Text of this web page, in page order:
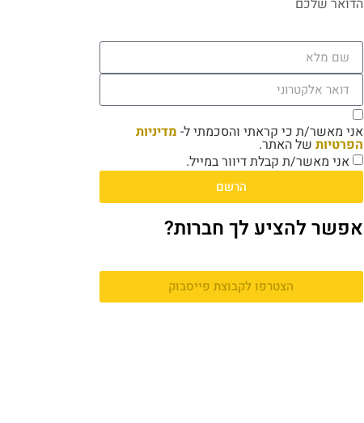
אני מאשר/ת כי קראתי והסכמתי ל- מדיניות
הפרטיות של האתר.
אני מאשר/ת קבלת דיוור במייל.
הרשם
אפשר להציע לך חברות?
הצטרפו לקבוצת פייסבוק